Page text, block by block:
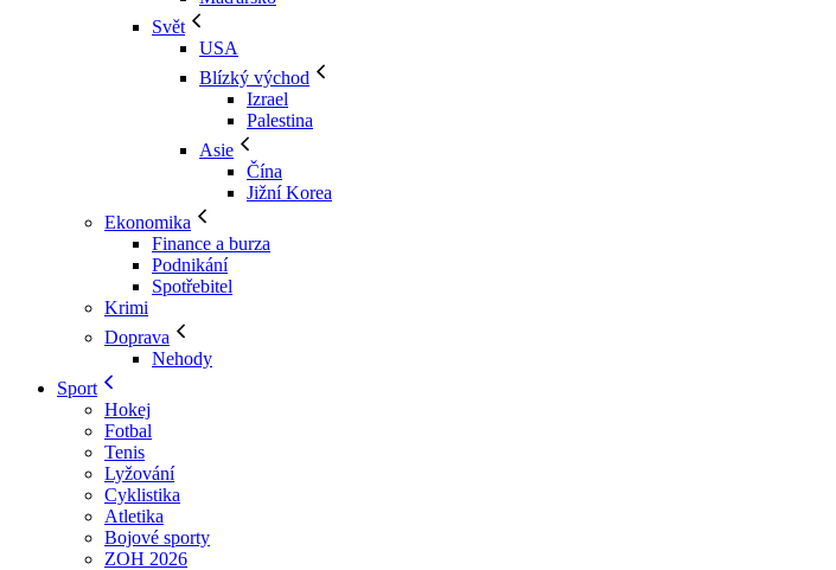
Svět
USA
Blízký východ
Izrael
Palestina
Asie
Čína
Jižní Korea
Ekonomika
Finance a burza
Podnikání
Spotřebitel
Krimi
Doprava
Nehody
Sport
Hokej
Fotbal
Tenis
Lyžování
Cyklistika
Atletika
Bojové sporty
ZOH 2026